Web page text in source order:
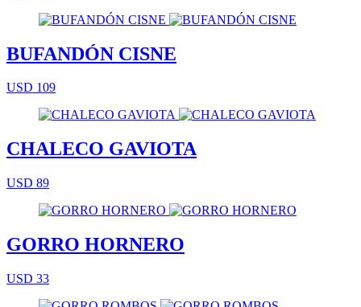
BUFANDÓN CISNE
USD 109
CHALECO GAVIOTA
USD 89
GORRO HORNERO
USD 33